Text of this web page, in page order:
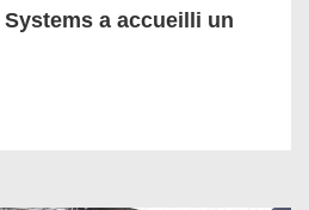
a accueilli un